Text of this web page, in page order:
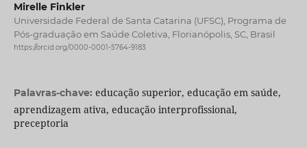
Mirelle Finkler
Universidade Federal de Santa Catarina (UFSC), Programa de
Pós-graduação em Saúde Coletiva, Florianópolis, SC, Brasil
https://orcid.org/0000-0001-5764-9183
Palavras-chave: educação superior, educação em saúde,
aprendizagem ativa, educação interprofissional,
preceptoria